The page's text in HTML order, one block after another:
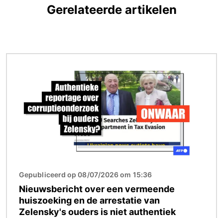
Gerelateerde artikelen
Gepubliceerd op 08/07/2026 om 15:36
Nieuwsbericht over een vermeende
huiszoeking en de arrestatie van
Zelensky's ouders is niet authentiek